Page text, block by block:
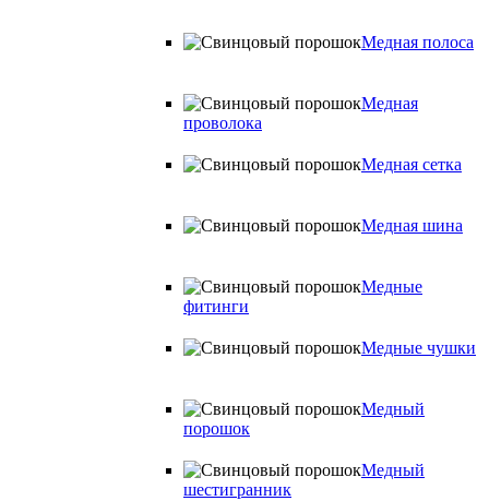
Медная полоса
Медная
проволока
Медная сетка
Медная шина
Медные
фитинги
Медные чушки
Медный
порошок
Медный
шестигранник